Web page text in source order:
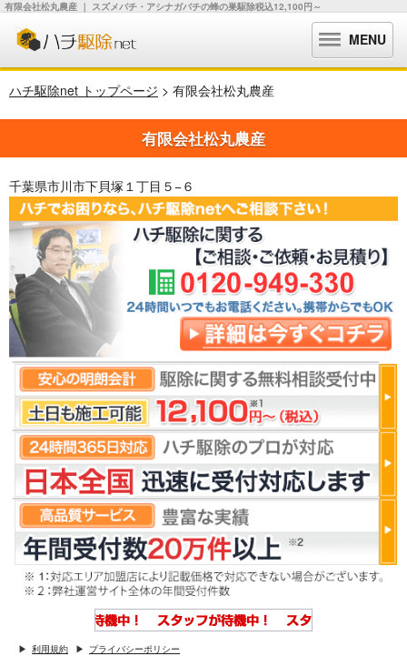
有限会社松丸農産 ｜ スズメバチ・アシナガバチの蜂の巣駆除税込12,100円～
MENU
ハチ駆除net トップページ > 有限会社松丸農産
有限会社松丸農産
千葉県市川市下貝塚１丁目５−６
利用規約 プライバシーポリシー